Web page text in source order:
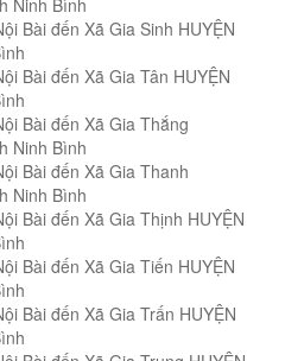
Ninh Bình
Bài đến Xã Gia Sinh HUYỆN
Bài đến Xã Gia Tân HUYỆN
Bài đến Xã Gia Thắng
Ninh Bình
Bài đến Xã Gia Thanh
Ninh Bình
Bài đến Xã Gia Thịnh HUYỆN
Bài đến Xã Gia Tiến HUYỆN
Bài đến Xã Gia Trấn HUYỆN